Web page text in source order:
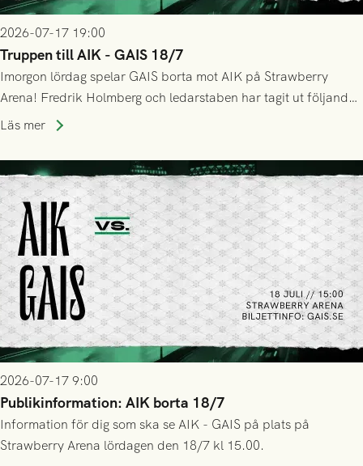
2026-07-17 19:00
Truppen till AIK - GAIS 18/7
Imorgon lördag spelar GAIS borta mot AIK på Strawberry
Arena! Fredrik Holmberg och ledarstaben har tagit ut följande
trupp till matchen:
Läs mer
2026-07-17 9:00
Publikinformation: AIK borta 18/7
Information för dig som ska se AIK - GAIS på plats på
Strawberry Arena lördagen den 18/7 kl 15.00.